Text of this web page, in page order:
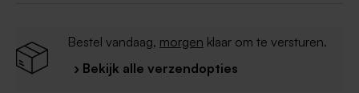
Bestel vandaag, morgen klaar om te versturen.
› Bekijk alle verzendopties